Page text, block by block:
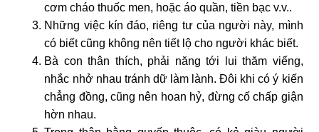
cơm cháo thuốc men, hoặc áo quần, tiền bạc v.v..
Những việc kín đáo, riêng tư của người này, mình
có biết cũng không nên tiết lộ cho người khác biết.
Bà con thân thích, phải năng tới lui thăm viếng,
nhắc nhở nhau tránh dữ làm lành. Ðôi khi có ý kiến
chẳng đồng, cũng nên hoan hỷ, đừng cố chấp giận
hờn nhau.